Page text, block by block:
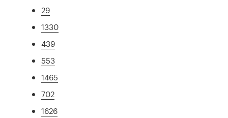
29
1330
439
553
1465
702
1626